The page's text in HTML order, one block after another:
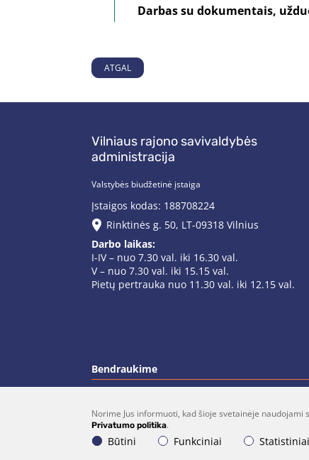
Darbas su dokumentais,
ATGAL
Vilniaus rajono savivaldybės
administracija
Valstybės biudžetinė įstaiga
Įstaigos kodas: 188708224
Rinktinės g. 50, LT-09318 Vilnius
Darbo laikas:
I-IV – nuo 7.30 val. iki 16.30 val.
V – nuo 7.30 val. iki 15.15 val.
Pietų pertrauka nuo 11.30 val. iki 12.15 val.
Bendraukime
(0 5)  275 1990
Norime Jus informuoti, kad šioje svetainėje naudojami
Privatumo politika.
Būtini Funkciniai Statistiniai